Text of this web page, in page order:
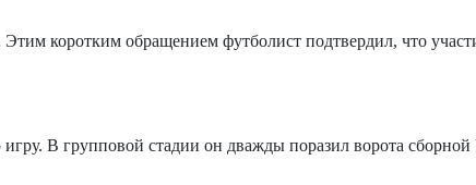
коротким обращением футболист подтвердил, что
В групповой стадии он дважды поразил ворота